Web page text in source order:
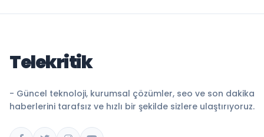
Telekritik
- Güncel teknoloji, kurumsal çözümler, seo ve son dakika
haberlerini tarafsız ve hızlı bir şekilde sizlere ulaştırıyoruz.